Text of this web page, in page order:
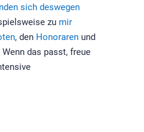
sich deswegen
zu mir
, den Honorarenund
Wenn das passt, freue